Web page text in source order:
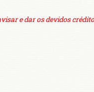
e dar os devidos